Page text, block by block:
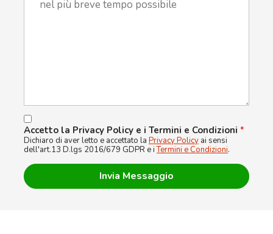
Accetto la Privacy Policy e i Termini e Condizioni *
Dichiaro di aver letto e accettato la Privacy Policy ai sensi
dell'art.13 D.lgs 2016/679 GDPR e iTermini e Condizioni.